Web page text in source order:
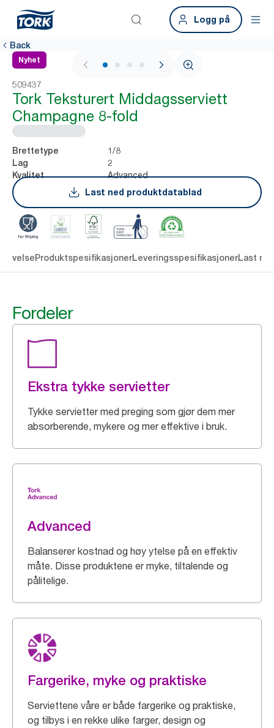
Logg på
Back
Nyhet
1 / 4
509437
Tork Teksturert Middagsserviett
Champagne 8-fold
Brettetype 1/8
Lag 2
Kvalitet
Advanced
Last ned produktdatablad
ProduktspesifikasjonerLeveringsspesifikasjonerLast
Fordeler
Ekstra tykke servietter
Tykke servietter med preging som gjør dem mer
absorberende, mykere og mer effektive i bruk.
Advanced
Balanserer kostnad og høy ytelse på en effektiv
måte. Disse produktene er myke, tiltalende og
pålitelige.
Fargerike, myke og praktiske
Serviettene våre er både fargerike og praktiske,
og tilbys i en rekke ulike farger, design og